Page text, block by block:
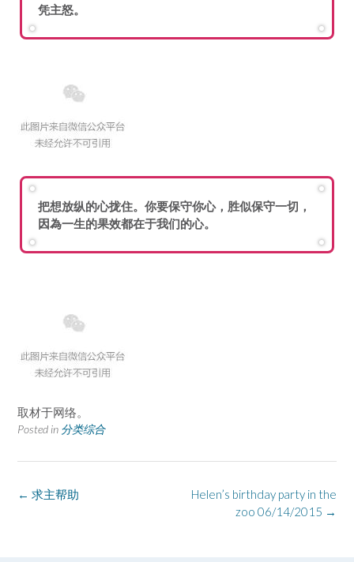
凭主怒。
把想放纵的心拢住。你要保守你心，胜似保守一切，
因為一生的果效都在于我们的心。
取材于网络。
Posted in 分类综合
Post
Helen’s birthday party in the
zoo 06/14/2015 →
← 求主帮助